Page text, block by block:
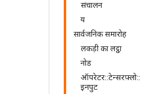
संचालन
य
सार्वजनिक समारोह
लकड़ी का लट्ठा
नोड
ऑपरेटर::टेन्सरफ़्लो::
इनपुट